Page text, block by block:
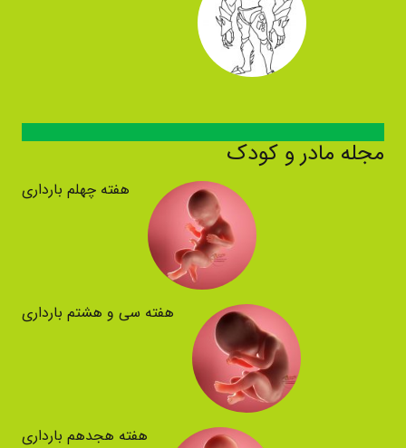
مجله مادر و کودک
هفته چهلم بارداری
هفته سی و هشتم بارداری
هفته هجدهم بارداری